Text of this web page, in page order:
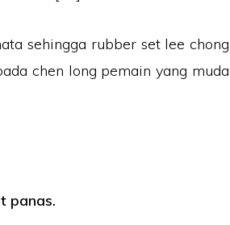
sehingga rubber set lee chong
chen long pemain yang muda
panas.